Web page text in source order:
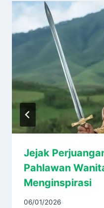
Jejak
Pahlawan
Menginspirasi
06/01/2026